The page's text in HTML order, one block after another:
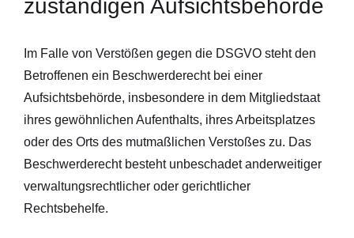
zuständigen Aufsichts­behörde
Im Falle von Verstößen gegen die DSGVO steht den
Betroffenen ein Beschwerderecht bei einer
Aufsichtsbehörde, insbesondere in dem Mitgliedstaat
ihres gewöhnlichen Aufenthalts, ihres Arbeitsplatzes
oder des Orts des mutmaßlichen Verstoßes zu. Das
Beschwerderecht besteht unbeschadet anderweitiger
verwaltungsrechtlicher oder gerichtlicher
Rechtsbehelfe.